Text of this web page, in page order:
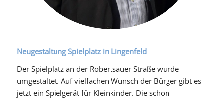
Neugestaltung Spielplatz in Lingenfeld
Der Spielplatz an der Robertsauer Straße wurde
umgestaltet. Auf vielfachen Wunsch der Bürger gibt es
jetzt ein Spielgerät für Kleinkinder. Die schon